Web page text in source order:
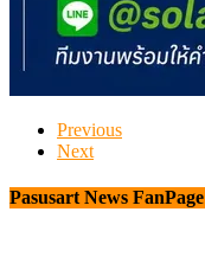
Previous
Next
Pasusart News FanPage